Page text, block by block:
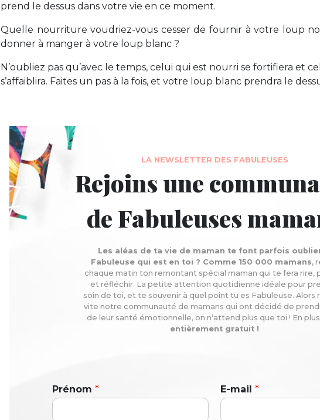
prend le dessus dans votre vie en ce moment.
Quelle nourriture voudriez-vous cesser de fournir à votre loup
donner à manger à votre loup blanc ?
N’oubliez pas qu’avec le temps, celui qui est nourri se fortifiera et
s’affaiblira. Faites un pas à la fois, et votre loup blanc prendra le
LA NEWSLETTER DES FABULEUSES
Rejoins une
de Fabuleuses
Les aléas de ta vie de maman te font parfois
Fabuleuse qui est en toi ? Comme 150 000 mamans,
chaque matin ton remontant spécial maman qui te fera rire,
et réfléchir. La petite attention quotidienne idéale pour
soin de toi, et te souvenir à quel point tu es Fabuleuse. Alors
vite notre communauté de mamans qui ont décidé de
de leur santé émotionnelle, on n’attend plus que toi ! En
entièrement gratuit !
Prénom* E-mail *